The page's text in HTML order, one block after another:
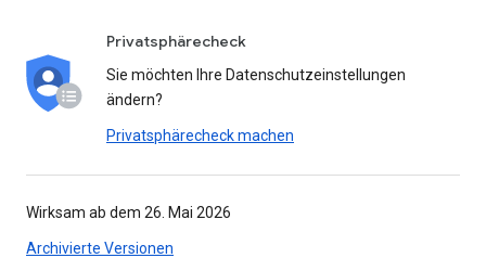
Privatsphärecheck
Sie möchten Ihre Datenschutzeinstellungen
ändern?
Privatsphärecheck machen
Wirksam ab dem 26. Mai 2026
Archivierte Versionen